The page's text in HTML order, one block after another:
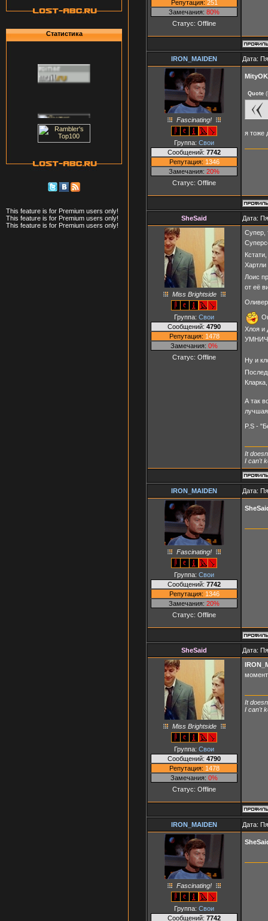
Статистика
This feature is for Premium users only!
This feature is for Premium users only!
This feature is for Premium users only!
Репутация: 251
Замечания: 80%
Статус: Offline
IRON_MAIDEN Дата:
Fascinating!
Группа: Свои
Сообщений: 7742
Репутация: 1346
Замечания: 20%
Статус: Offline
MityOK
Quote (
я тоже
SheSaid Дата:
Miss Brightside
Группа: Свои
Сообщений: 4790
Репутация: 1478
Замечания: 0%
Статус: Offline
Супер,
Лоис
от её
Хлоя и
Ну и
А так
P.S -
It
I can't
IRON_MAIDEN Дата:
Fascinating!
Группа: Свои
Сообщений: 7742
Репутация: 1346
Замечания: 20%
Статус: Offline
SheSaid Дата:
Miss Brightside
Группа: Свои
Сообщений: 4790
Репутация: 1478
Замечания: 0%
Статус: Offline
It
I can't
IRON_MAIDEN Дата:
Fascinating!
Группа: Свои
Сообщений: 7742